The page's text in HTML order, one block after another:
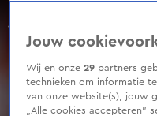
Aflevering 81,
of
seconds
Jouw
Wij en onze29 partners
technieken om informatie
van onze website(s), jouw
„Alle cookies accepteren”